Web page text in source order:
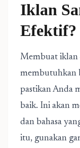
Iklan
Efektif?
Membuat iklan
membutuhkan
pastikan Anda
baik. Ini akan
dan bahasa
itu, gunakan